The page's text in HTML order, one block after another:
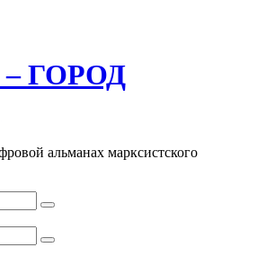
ГОРОД
альманах марксистского